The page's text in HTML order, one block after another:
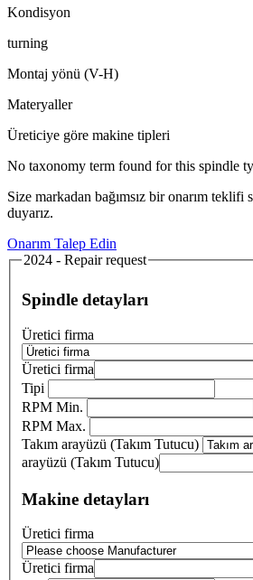
Kondisyon
turning
Montaj yönü (V-H)
Materyaller
Üreticiye göre makine tipleri
No taxonomy term found for this spindle
Size markadan bağımsız bir onarım teklifi
duyarız.
Onarım Talep Edin
2024 - Repair request
Spindle detayları
Üretici firma
Üretici firma
Tipi
RPM Min.
RPM Max.
Takım arayüzü (Takım Tutucu)
arayüzü (Takım Tutucu)
Makine detayları
Üretici firma
Üretici firma